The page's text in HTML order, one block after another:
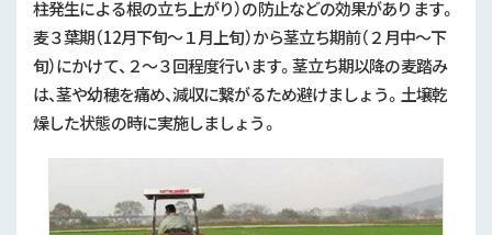
柱発生による根の立ち上がり）の防止などの効果があります。
麦３葉期（12月下旬～１月上旬）から茎立ち期前（２月中～下
旬）にかけて、２～３回程度行います。茎立ち期以降の麦踏み
は、茎や幼穂を痛め、減収に繋がるため避けましょう。土壌乾
燥した状態の時に実施しましょう。